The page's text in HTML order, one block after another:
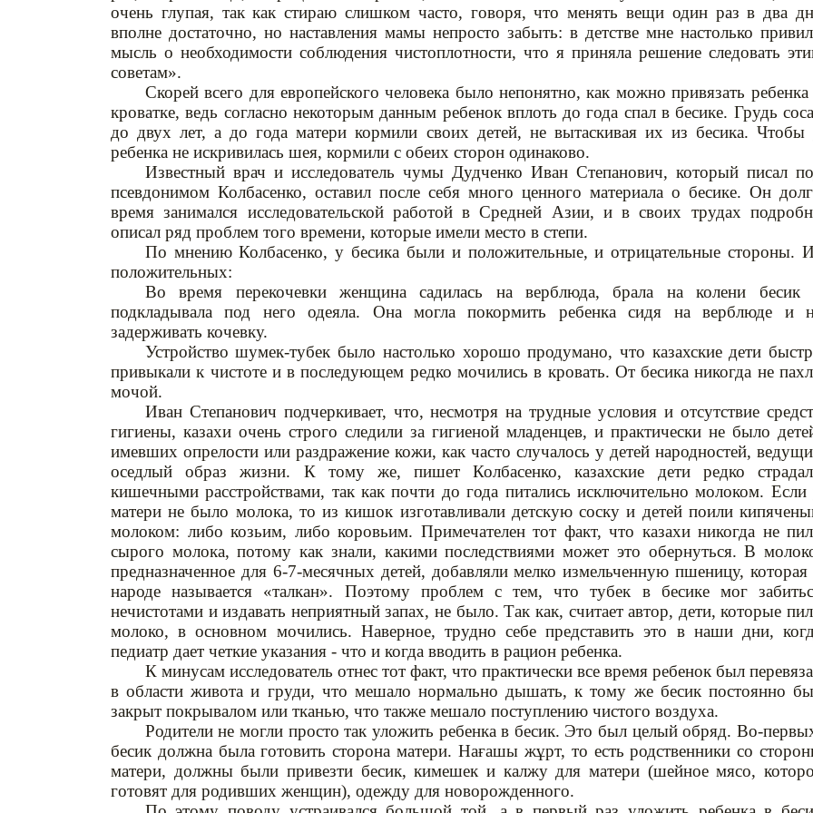
очень глупая, так как стираю слишком часто, говоря, что менять вещи один раз в два
вполне достаточно, но наставления мамы непросто забыть: в детстве мне настолько
мысль о необходимости соблюдения чистоплотности, что я приняла решение следовать
советам».
Скорей всего для европейского человека было непонятно, как можно привязать ребенка
кроватке, ведь согласно некоторым данным ребенок вплоть до года спал в бесике. Грудь
до двух лет, а до года матери кормили своих детей, не вытаскивая их из бесика. Чтобы
ребенка не искривилась шея, кормили с обеих сторон одинаково.
Известный врач и исследователь чумы Дудченко Иван Степанович, который писал
псевдонимом Колбасенко, оставил после себя много ценного материала о бесике. Он
время занимался исследовательской работой в Средней Азии, и в своих трудах
описал ряд проблем того времени, которые имели место в степи.
По мнению Колбасенко, у бесика были и положительные, и отрицательные стороны.
положительных:
Во время перекочевки женщина садилась на верблюда, брала на колени бесик
подкладывала под него одеяла. Она могла покормить ребенка сидя на верблюде и
задерживать кочевку.
Устройство шумек-тубек было настолько хорошо продумано, что казахские дети
привыкали к чистоте и в последующем редко мочились в кровать. От бесика никогда не
мочой.
Иван Степанович подчеркивает, что, несмотря на трудные условия и отсутствие
гигиены, казахи очень строго следили за гигиеной младенцев, и практически не было
имевших опрелости или раздражение кожи, как часто случалось у детей народностей,
оседлый образ жизни. К тому же, пишет Колбасенко, казахские дети редко
кишечными расстройствами, так как почти до года питались исключительно молоком. Если
матери не было молока, то из кишок изготавливали детскую соску и детей поили
молоком: либо козьим, либо коровьим. Примечателен тот факт, что казахи никогда не
сырого молока, потому как знали, какими последствиями может это обернуться. В
предназначенное для 6-7-месячных детей, добавляли мелко измельченную пшеницу, которая
народе называется «талкан». Поэтому проблем с тем, что тубек в бесике мог
нечистотами и издавать неприятный запах, не было. Так как, считает автор, дети, которые
молоко, в основном мочились. Наверное, трудно себе представить это в наши дни,
педиатр дает четкие указания - что и когда вводить в рацион ребенка.
К минусам исследователь отнес тот факт, что практически все время ребенок был
в области живота и груди, что мешало нормально дышать, к тому же бесик постоянно
закрыт покрывалом или тканью, что также мешало поступлению чистого воздуха.
Родители не могли просто так уложить ребенка в бесик. Это был целый обряд. Во-
бесик должна была готовить сторона матери. Нағашы жұрт, то есть родственники со
матери, должны были привезти бесик, кимешек и калжу для матери (шейное мясо,
готовят для родивших женщин), одежду для новорожденного.